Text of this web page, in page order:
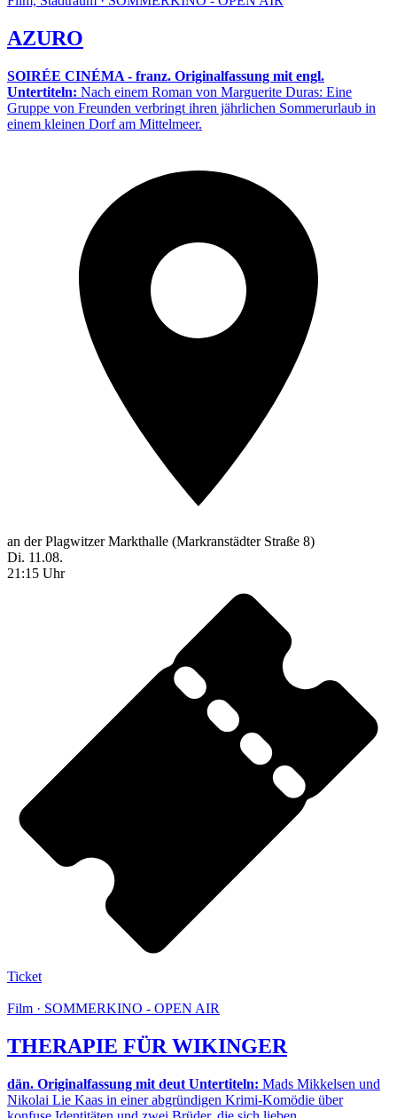
AZURO
SOIRÉE CINÉMA - franz. Originalfassung mit engl.
Untertiteln: Nach einem Roman von Marguerite Duras: Eine
Gruppe von Freunden verbringt ihren jährlichen Sommerurlaub in
einem kleinen Dorf am Mittelmeer.
an der Plagwitzer Markthalle (Markranstädter Straße 8)
Di. 11.08.
21:15 Uhr
Ticket
Film · SOMMERKINO - OPEN AIR
THERAPIE FÜR WIKINGER
dän. Originalfassung mit deut Untertiteln: Mads Mikkelsen und
Nikolai Lie Kaas in einer abgründigen Krimi-Komödie über